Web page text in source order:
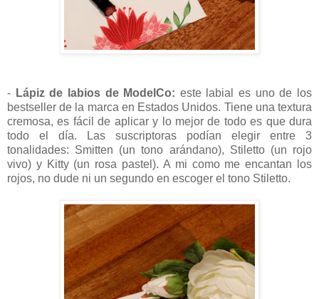
- Lápiz de labios de ModelCo: este labial es uno de los
bestseller de la marca en Estados Unidos. Tiene una textura
cremosa, es fácil de aplicar y lo mejor de todo es que dura
todo el día. Las suscriptoras podían elegir entre 3
tonalidades: Smitten (un tono arándano), Stiletto (un rojo
vivo) y Kitty (un rosa pastel). A mi como me encantan los
rojos, no dude ni un segundo en escoger el tono Stiletto.